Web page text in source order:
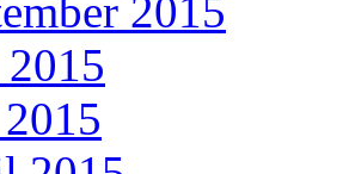
2015